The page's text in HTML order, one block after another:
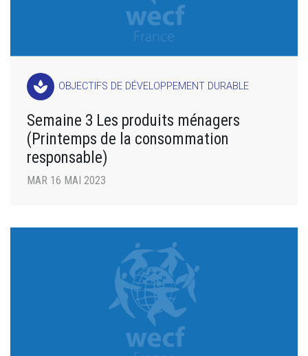
spa OBJECTIFS DE DÉVELOPPEMENT DURABLE
Semaine 3 Les produits ménagers
(Printemps de la consommation
responsable)
MAR 16 MAI 2023